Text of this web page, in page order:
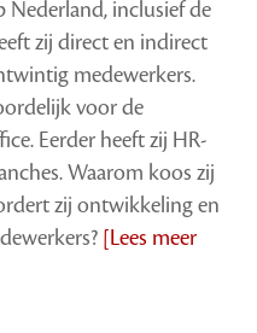
inclusief de
zij direct en indirect
medewerkers.
voor de
Eerder heeft zij HR-
Waarom koos zij
zij ontwikkeling en
[Lees meer